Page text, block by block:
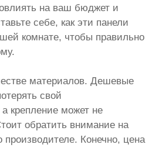
на ваш бюджет и
себе, как эти панели
комнате, чтобы правильно
материалов. Дешевые
свой
крепление может не
обратить внимание на
производителе. Конечно, цена